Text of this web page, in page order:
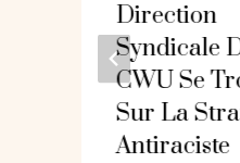
Direction
Syndicale
CWU Se
Sur La
Antiraciste